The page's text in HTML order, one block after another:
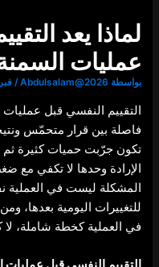
لماذا يعد
عمليات
بواسطة Abdulsalam@2026
/
التقييم النفسي قبل
فاصلة بين قرار متحمّس
تكون جرّبت حميات كثيرة
الإرادة وحدها لا تكفي مع
المشكلة ليست في العملية
للتغييرات اليومية بعدها،
في العملية كخطة شاملة،